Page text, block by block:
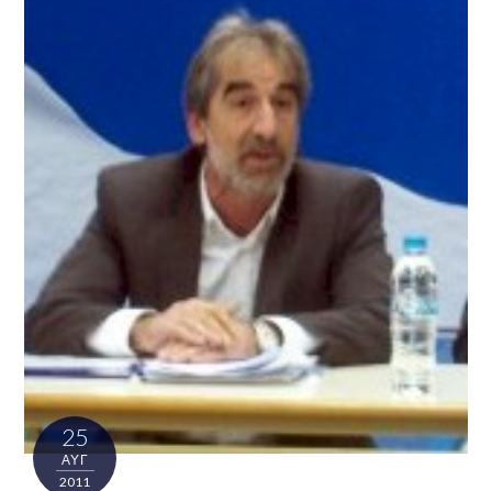
25
ΑΥΓ
2011